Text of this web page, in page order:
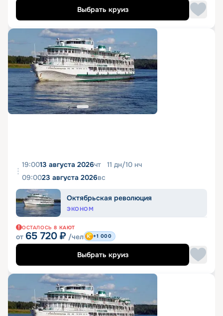
Выбрать круиз
19:0013 августа 2026чт 11 дн/10 нч
09:0023 августа 2026вс
Октябрьская революция
ЭКОНОМ
ОСТАЛОСЬ 8 КАЮТ
от 65 720 ₽ /чел +1 000
Выбрать круиз